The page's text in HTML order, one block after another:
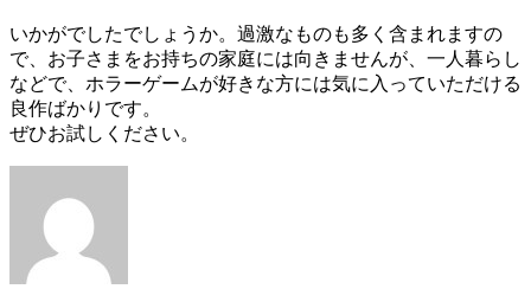
いかがでしたでしょうか。過激なものも多く含まれますの
で、お子さまをお持ちの家庭には向きませんが、一人暮らし
などで、ホラーゲームが好きな方には気に入っていただける
良作ばかりです。
ぜひお試しください。